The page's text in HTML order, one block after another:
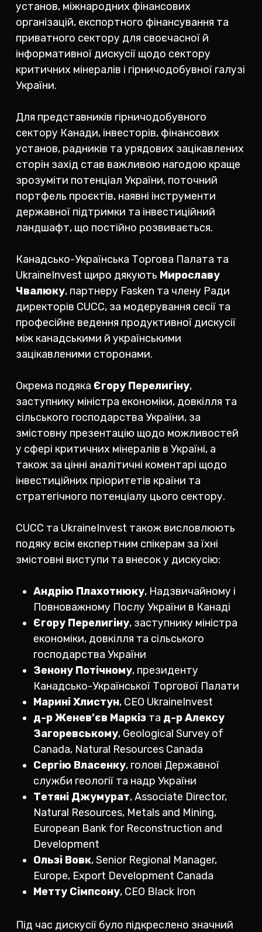
установ, міжнародних фінансових
організацій, експортного фінансування та
приватного сектору для своєчасної й
інформативної дискусії щодо сектору
критичних мінералів і гірничодобувної галузі
України.
Для представників гірничодобувного
сектору Канади, інвесторів, фінансових
установ, радників та урядових зацікавлених
сторін захід став важливою нагодою краще
зрозуміти потенціал України, поточний
портфель проєктів, наявні інструменти
державної підтримки та інвестиційний
ландшафт, що постійно розвивається.
Канадсько-Українська Торгова Палата та
UkraineInvest щиро дякують Мирославу
Чвалюку, партнеру Fasken та члену Ради
директорів CUCC, за модерування сесії та
професійне ведення продуктивної дискусії
між канадськими й українськими
зацікавленими сторонами.
Окрема подяка Єгору Перелигіну,
заступнику міністра економіки, довкілля та
сільського господарства України, за
змістовну презентацію щодо можливостей
у сфері критичних мінералів в Україні, а
також за цінні аналітичні коментарі щодо
інвестиційних пріоритетів країни та
стратегічного потенціалу цього сектору.
CUCC та UkraineInvest також висловлюють
подяку всім експертним спікерам за їхні
змістовні виступи та внесок у дискусію:
Андрію Плахотнюку, Надзвичайному і
Повноважному Послу України в Канаді
Єгору Перелигіну, заступнику міністра
економіки, довкілля та сільського
господарства України
Зенону Потічному, президенту
Канадсько-Української Торгової Палати
Марині Хлистун, CEO UkraineInvest
д-р Женев’єв Маркізта д-р Алексу
Загоревському, Geological Survey of
Canada, Natural Resources Canada
Сергію Власенку, голові Державної
служби геології та надр України
Тетяні Джумурат, Associate Director,
Natural Resources, Metals and Mining,
European Bank for Reconstruction and
Development
Ользі Вовк, Senior Regional Manager,
Europe, Export Development Canada
Метту Сімпсону, CEO Black Iron
Під час дискусії було підкреслено значний